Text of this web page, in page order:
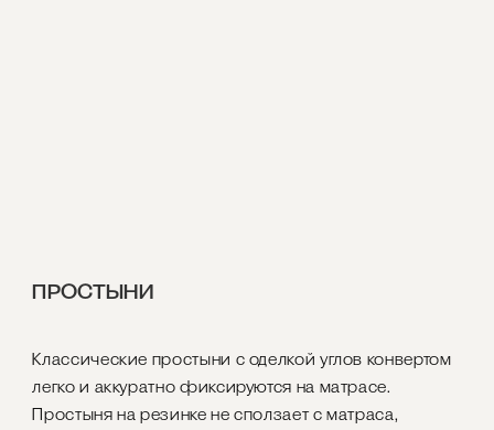
ПРОСТЫНИ
Классические простыни с оделкой углов конвертом
легко и аккуратно фиксируются на матрасе.
Простыня на резинке не сползает с матраса,